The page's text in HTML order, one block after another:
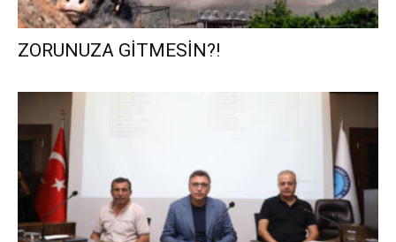
ZORUNUZA GİTMESİN?!